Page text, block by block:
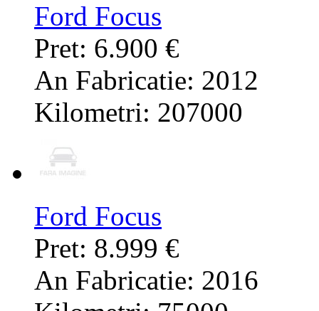
Ford Focus
Pret: 6.900 €
An Fabricatie: 2012
Kilometri: 207000
Ford Focus
Pret: 8.999 €
An Fabricatie: 2016